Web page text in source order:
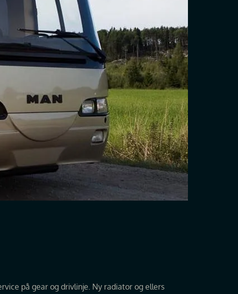
på gear og drivlinje. Ny radiator og ellers